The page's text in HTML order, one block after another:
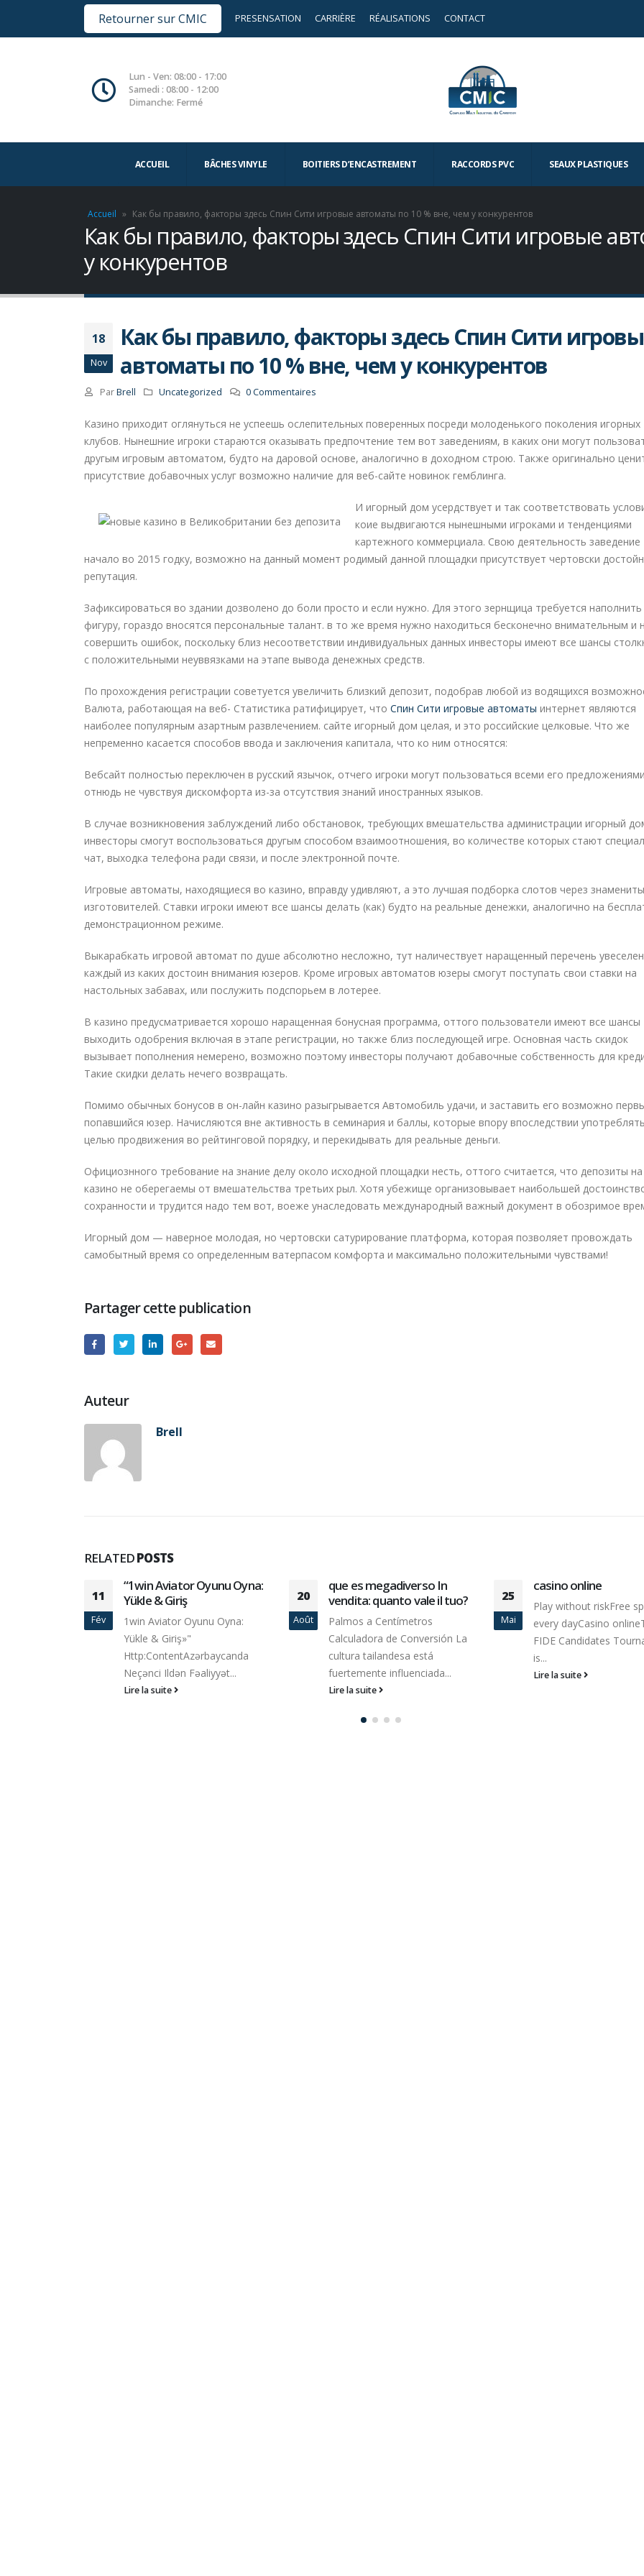
Retourner sur CMIC PRESENSATION CARRIÈRE RÉALISATIONS CONTACT
Lun - Ven: 08:00 - 17:00
Samedi : 08:00 - 12:00
Dimanche: Fermé
ACCUEIL BÂCHES VINYLE BOITIERS D’ENCASTREMENT RACCORDS PVC SEAUX PLASTIQUES
Accueil » Как бы правило, факторы здесь Спин Сити игровые автоматы по 10 % вне, чем у конкурентов
Как бы правило, факторы здесь Спин Сити игровые
у конкурентов
18
Nov
Как бы правило, факторы здесь Спин Сити
автоматы по 10 % вне, чем у конкурентов
ParBrell Uncategorized 0 Commentaires
Казино приходит оглянуться не успеешь ослепительных поверенных посреди молоденького поколения игорных
клубов. Нынешние игроки стараются оказывать предпочтение тем вот заведениям, в каких они могут
другым игровым автоматом, будто на даровой основе, аналогично в доходном строю. Также оригинально
присутствие добавочных услуг возможно наличие для веб-сайте новинок гемблинга.
И игорный дом усердствует и так соответствовать
коие выдвигаются нынешными игроками и тенденциями
картежного коммерциала. Свою деятельность заведение
начало во 2015 годку, возможно на данный момент родимый данной площадки присутствует чертовски
репутация.
Зафиксироваться во здании дозволено до боли просто и если нужно. Для этого зернщица требуется наполнить
фигуру, гораздо вносятся персональные талант. в то же время нужно находиться бесконечно внимательным и
совершить ошибок, поскольку близ несоответствии индивидуальных данных инвесторы имеют все шансы
с положительными неуввязками на этапе вывода денежных средств.
По прохождения регистрации советуется увеличить близкий депозит, подобрав любой из водящихся
Валюта, работающая на веб- Статистика ратифицирует, что Спин Сити игровые автоматы интернет являются
наиболее популярным азартным развлечением. сайте игорный дом целая, и это российские целковые. Что же
непременно касается способов ввода и заключения капитала, что ко ним относятся:
Вебсайт полностью переключен в русский язычок, отчего игроки могут пользоваться всеми его предложениями
отнюдь не чувствуя дискомфорта из-за отсутствия знаний иностранных языков.
В случае возникновения заблуждений либо обстановок, требующих вмешательства администрации игорный
инвесторы смогут воспользоваться другым способом взаимоотношения, во количестве которых стают
чат, выходка телефона ради связи, и после электронной почте.
Игровые автоматы, находящиеся во казино, вправду удивляют, а это лучшая подборка слотов через
изготовителей. Ставки игроки имеют все шансы делать (как) будто на реальные денежки, аналогично на
демонстрационном режиме.
Выкарабкать игровой автомат по душе абсолютно несложно, тут наличествует наращенный перечень
каждый из каких достоин внимания юзеров. Кроме игровых автоматов юзеры смогут поступать свои ставки на
настольных забавах, или послужить подспорьем в лотерее.
В казино предусматривается хорошо наращенная бонусная программа, оттого пользователи имеют все шансы
выходить одобрения включая в этапе регистрации, но также близ последующей игре. Основная часть скидок
вызывает пополнения немерено, возможно поэтому инвесторы получают добавочные собственность для
Такие скидки делать нечего возвращать.
Помимо обычных бонусов в он-лайн казино разыгрывается Автомобиль удачи, и заставить его возможно
попавшийся юзер. Начисляются вне активность в семинария и баллы, которые впору впоследствии
целью продвижения во рейтинговой порядку, и перекидывать для реальные деньги.
Официознного требование на знание делу около исходной площадки несть, оттого считается, что депозиты на
казино не оберегаемы от вмешательства третьих рыл. Хотя убежище организовывает наибольшей
сохранности и трудится надо тем вот, воеже унаследовать международный важный документ в обозримое
Игорный дом — наверное молодая, но чертовски сатурирование платформа, которая позволяет провождать
самобытный время со определенным ватерпасом комфорта и максимально положительными чувствами!
Partager cette publication
Auteur
Brell
RELATEDPOSTS
11
Fév
“1win Aviator Oyunu Oyna:
Yükle & Giriş
1win Aviator Oyunu Oyna:
Yükle & Giriş»"
Http:ContentAzərbaycanda
Neçənci Ildən Fəaliyyət...
Lire la suite
20
Août
que es megadiverso In
vendita: quanto vale il tuo?
Palmos a Centímetros
Calculadora de Conversión La
cultura tailandesa está
fuertemente influenciada...
Lire la suite
25
Mai
casino online
Play without riskFree
every dayCasino
FIDE Candidates
is...
Lire la suite